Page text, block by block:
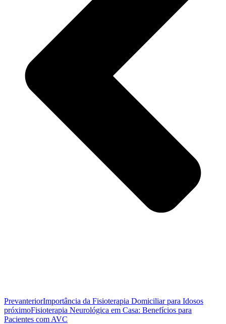
PrevanteriorImportância da Fisioterapia Domiciliar para Idosos
próximoFisioterapia Neurológica em Casa: Benefícios para
Pacientes com AVC